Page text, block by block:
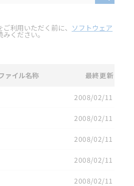
利用いただく前に、 ソフトウェア
ください。
ァイル名称 最終更新
2008/02/11
2008/02/11
2008/02/11
2008/02/11
2008/02/11